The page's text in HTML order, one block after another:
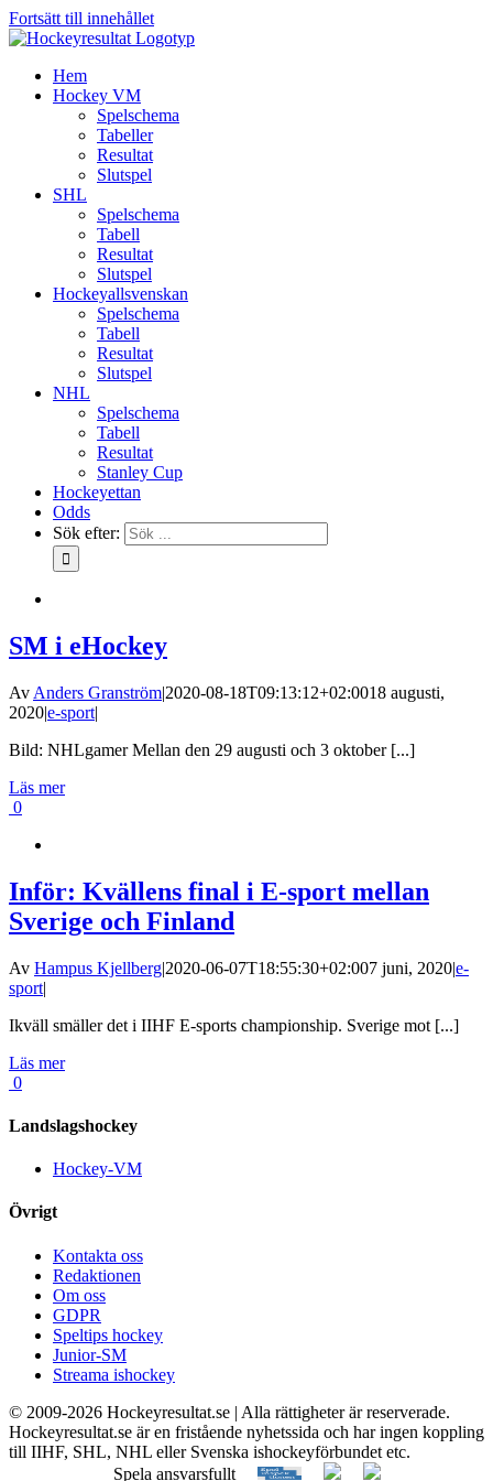
Fortsätt till innehållet
Hem
Hockey VM
Spelschema
Tabeller
Resultat
Slutspel
SHL
Spelschema
Tabell
Resultat
Slutspel
Hockeyallsvenskan
Spelschema
Tabell
Resultat
Slutspel
NHL
Spelschema
Tabell
Resultat
Stanley Cup
Hockeyettan
Odds
Sök efter:
SM i eHockey
Av Anders Granström|2020-08-18T09:13:12+02:0018 augusti,
2020|e-sport|
Bild: NHLgamer Mellan den 29 augusti och 3 oktober [...]
Läs mer
0
Inför: Kvällens final i E-sport mellan
Sverige och Finland
Av Hampus Kjellberg|2020-06-07T18:55:30+02:007 juni, 2020|e-
sport|
Ikväll smäller det i IIHF E-sports championship. Sverige mot [...]
Läs mer
0
Landslagshockey
Hockey-VM
Övrigt
Kontakta oss
Redaktionen
Om oss
GDPR
Speltips hockey
Junior-SM
Streama ishockey
© 2009-2026 Hockeyresultat.se | Alla rättigheter är reserverade.
Hockeyresultat.se är en fristående nyhetssida och har ingen koppling
till IIHF, SHL, NHL eller Svenska ishockeyförbundet etc.
Spela ansvarsfullt